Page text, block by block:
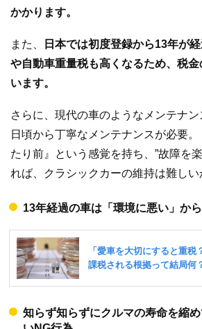
かかります。
また、
日本では初度登録から13年が
や自動車重量税も高くなるため、税
います。
さらに、現代の車のようなメンテナン
日頃から丁寧なメンテナンスが必要
たり前』という感覚を持ち、”故障を
れば、クラシックカーの維持は難しい
13年経過の車は「環境に悪い」か
知らず知らずにクルマの寿命を縮